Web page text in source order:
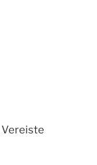
Vereiste